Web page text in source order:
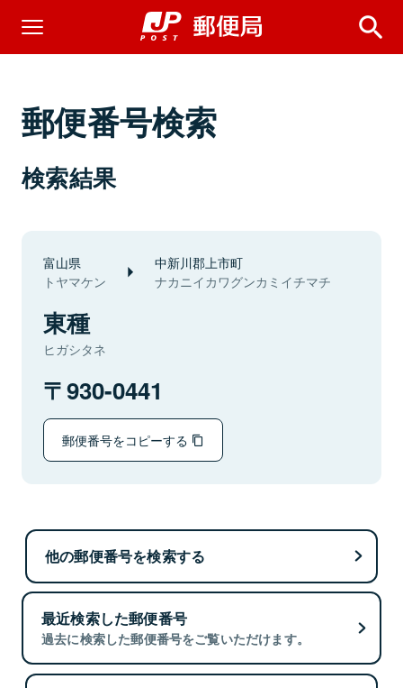
郵便番号検索
検索結果
富山県
トヤマケン
中新川郡上市町
ナカニイカワグンカミイチマチ
東種
ヒガシタネ
930-0441
郵便番号をコピーする
他の郵便番号を検索する
最近検索した郵便番号
過去に検索した郵便番号をご覧いただけます。